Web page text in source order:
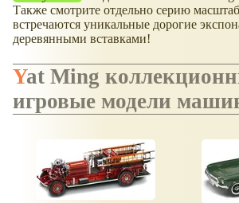
Также смотрите отдельно серию
встречаются уникальные дорогие
деревянными вставками!
Yat Ming коллекционные и
игровые модели